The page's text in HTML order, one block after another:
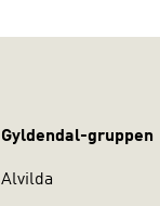
Gyldendal-gruppen
Alvilda